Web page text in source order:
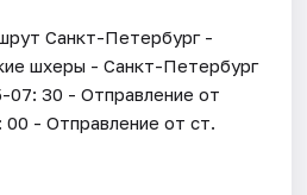
Санкт-Петербург -
шхеры - Санкт-Петербург
07: 30 - Отправление от
00 - Отправление от ст.